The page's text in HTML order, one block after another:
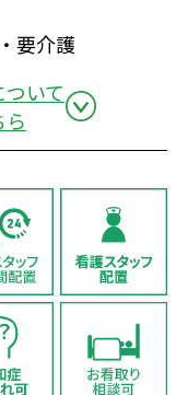
要介護
いて